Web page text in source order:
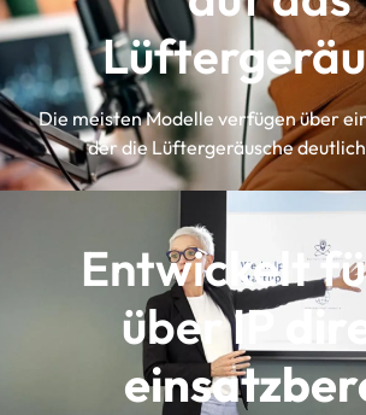
Die meisten Modelle verfügen über
der die Lüftergeräusche
Entwickelt
über IP